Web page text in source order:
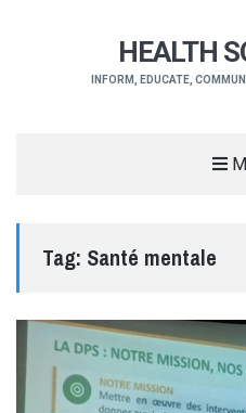
HEALTH
INFORM, EDUCATE,
Tag: Santé mentale